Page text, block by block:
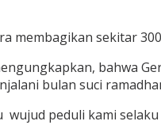
membagikan sekitar
bahwa
bulan suci
peduli kami